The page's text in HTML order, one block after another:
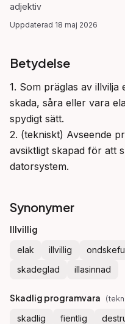
adjektiv
Uppdaterad 18 maj 2026
Betydelse
1. Som präglas av
skada, såra eller vara
spydigt sätt.
2. (tekniskt) Avseende
avsiktligt skapad för att
datorsystem.
Synonymer
Illvillig
elak illvillig
skadeglad
illasinnad
Skadlig programvara (
skadlig fientlig